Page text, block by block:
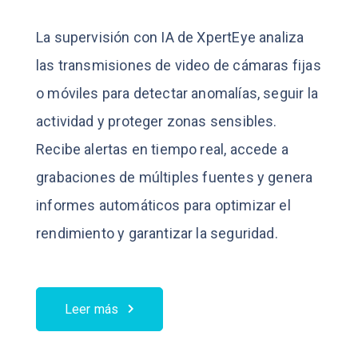
La supervisión con IA de XpertEye analiza
las transmisiones de video de cámaras fijas
o móviles para detectar anomalías, seguir la
actividad y proteger zonas sensibles.
Recibe alertas en tiempo real, accede a
grabaciones de múltiples fuentes y genera
informes automáticos para optimizar el
rendimiento y garantizar la seguridad.
Leer más